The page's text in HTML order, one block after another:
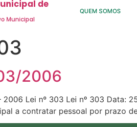
de
Municipal
QUEM SOMOS
2006
2006 Lei nº 303 Lei nº 303 Data:
a contratar pessoal por prazo